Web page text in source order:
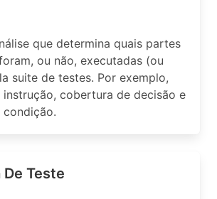
que determina quais partes
ou não, executadas (ou
suite de testes. Por exemplo,
cobertura de decisão e
Teste